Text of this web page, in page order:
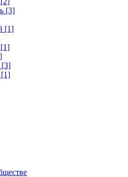
[3]
[1]
[1]
[3]
[1]